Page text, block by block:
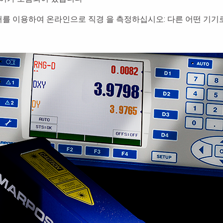
이용하여 온라인으로 직경 을 측정하십시오: 다른 어떤 기